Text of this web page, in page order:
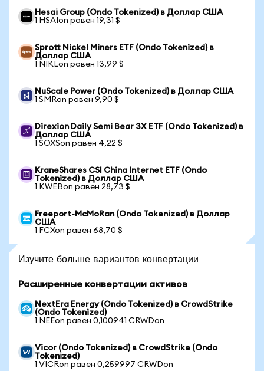
Hesai Group (Ondo Tokenized) в Доллар США
1 HSAIon равен 19,31 $
Sprott Nickel Miners ETF (Ondo Tokenized) в
Доллар США
1 NIKLon равен 13,99 $
NuScale Power (Ondo Tokenized) в Доллар США
1 SMRon равен 9,90 $
Direxion Daily Semi Bear 3X ETF (Ondo Tokenized) в
Доллар США
1 SOXSon равен 4,22 $
KraneShares CSI China Internet ETF (Ondo
Tokenized) в Доллар США
1 KWEBon равен 28,73 $
Freeport-McMoRan (Ondo Tokenized) в Доллар
США
1 FCXon равен 68,70 $
Изучите больше вариантов конвертации
Расширенные конвертации активов
NextEra Energy (Ondo Tokenized) в CrowdStrike
(Ondo Tokenized)
1 NEEon равен 0,100941 CRWDon
Vicor (Ondo Tokenized) в CrowdStrike (Ondo
Tokenized)
1 VICRon равен 0,259997 CRWDon